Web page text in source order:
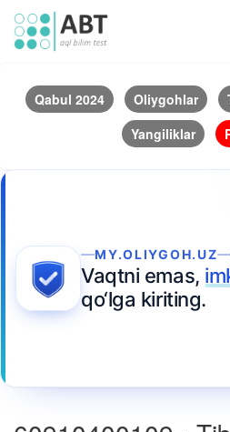
Qabul 2024 Oliygohlar
Yangiliklar
MY.OLIYGOH.UZ
Vaqtni emas,
qo‘lga kiriting.